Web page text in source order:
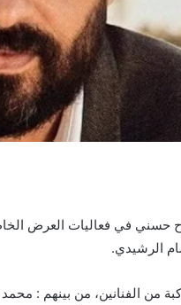
حسني في فعاليات العرض
الرشيدي.
من الفنانين، من بينهم :